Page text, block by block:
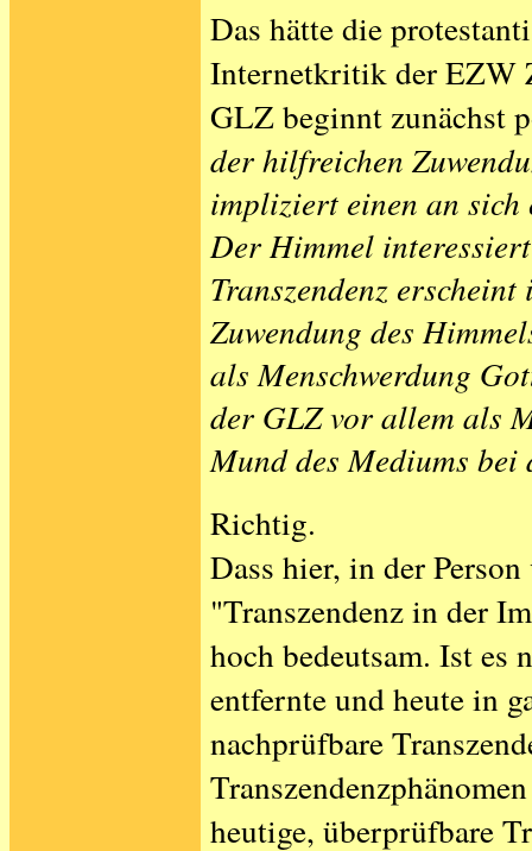
Das hätte die
Internetkritik der EZW
GLZ beginnt zunächst
der hilfreichen
impliziert einen an
Der Himmel
Transzendenz
Zuwendung des
als Menschwerdung
der GLZ vor allem als
Mund des Mediums bei
Richtig.
Dass hier, in der
"Transzendenz in der
hoch bedeutsam. Ist es
entfernte und heute in
nachprüfbare
heutige, überprüfbare